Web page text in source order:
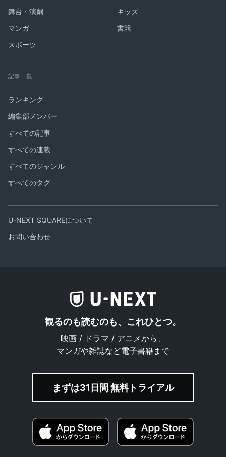
舞台・演劇
キッズ
マンガ
書籍
スポーツ
記事一覧
ランキング
編集部メンバー
すべての記事
すべての連載
すべてのジャンル
すべてのタグ
U-NEXT SQUAREについて
お問い合わせ
観るのも読むのも、これひとつ。
映画 / ドラマ / アニメから、
マンガや雑誌など電子書籍まで
まずは31日間 無料トライアル